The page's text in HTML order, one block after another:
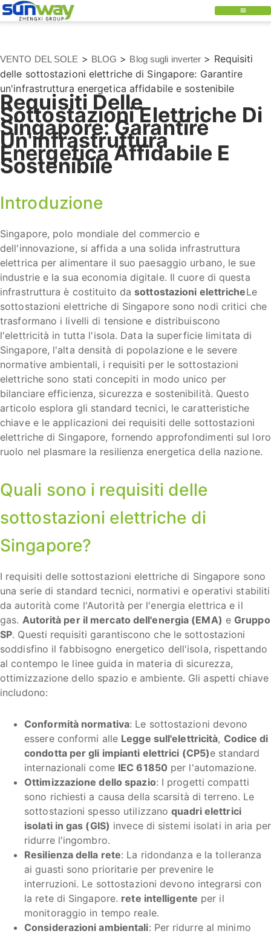
VENTO DEL SOLE > BLOG > Blog sugli inverter > Requisiti
delle sottostazioni elettriche di Singapore: Garantire
un'infrastruttura energetica affidabile e sostenibile
Requisiti Delle
Sottostazioni Elettriche Di
Singapore: Garantire
Un'infrastruttura
Energetica Affidabile E
Sostenibile
Introduzione
Singapore, polo mondiale del commercio e
dell'innovazione, si affida a una solida infrastruttura
elettrica per alimentare il suo paesaggio urbano, le sue
industrie e la sua economia digitale. Il cuore di questa
infrastruttura è costituito dasottostazioni elettricheLe
sottostazioni elettriche di Singapore sono nodi critici che
trasformano i livelli di tensione e distribuiscono
l'elettricità in tutta l'isola. Data la superficie limitata di
Singapore, l'alta densità di popolazione e le severe
normative ambientali, i requisiti per le sottostazioni
elettriche sono stati concepiti in modo unico per
bilanciare efficienza, sicurezza e sostenibilità. Questo
articolo esplora gli standard tecnici, le caratteristiche
chiave e le applicazioni dei requisiti delle sottostazioni
elettriche di Singapore, fornendo approfondimenti sul loro
ruolo nel plasmare la resilienza energetica della nazione.
Quali sono i requisiti delle
sottostazioni elettriche di
Singapore?
I requisiti delle sottostazioni elettriche di Singapore sono
una serie di standard tecnici, normativi e operativi stabiliti
da autorità come l'Autorità per l'energia elettrica e il
gas. Autorità per il mercato dell'energia (EMA) eGruppo
SP. Questi requisiti garantiscono che le sottostazioni
soddisfino il fabbisogno energetico dell'isola, rispettando
al contempo le linee guida in materia di sicurezza,
ottimizzazione dello spazio e ambiente. Gli aspetti chiave
includono:
Conformità normativa: Le sottostazioni devono
essere conformi alle Legge sull'elettricità, Codice di
condotta per gli impianti elettrici (CP5)e standard
internazionali come IEC 61850 per l'automazione.
Ottimizzazione dello spazio: I progetti compatti
sono richiesti a causa della scarsità di terreno. Le
sottostazioni spesso utilizzanoquadri elettrici
isolati in gas (GIS) invece di sistemi isolati in aria per
ridurre l'ingombro.
Resilienza della rete: La ridondanza e la tolleranza
ai guasti sono prioritarie per prevenire le
interruzioni. Le sottostazioni devono integrarsi con
la rete di Singapore. rete intelligente per il
monitoraggio in tempo reale.
Considerazioni ambientali: Per ridurre al minimo